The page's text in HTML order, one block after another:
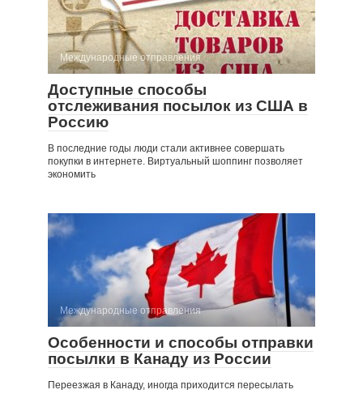
Международные отправления
Доступные способы
отслеживания посылок из США в
Россию
В последние годы люди стали активнее совершать
покупки в интернете. Виртуальный шоппинг позволяет
экономить
Международные отправления
Особенности и способы отправки
посылки в Канаду из России
Переезжая в Канаду, иногда приходится пересылать